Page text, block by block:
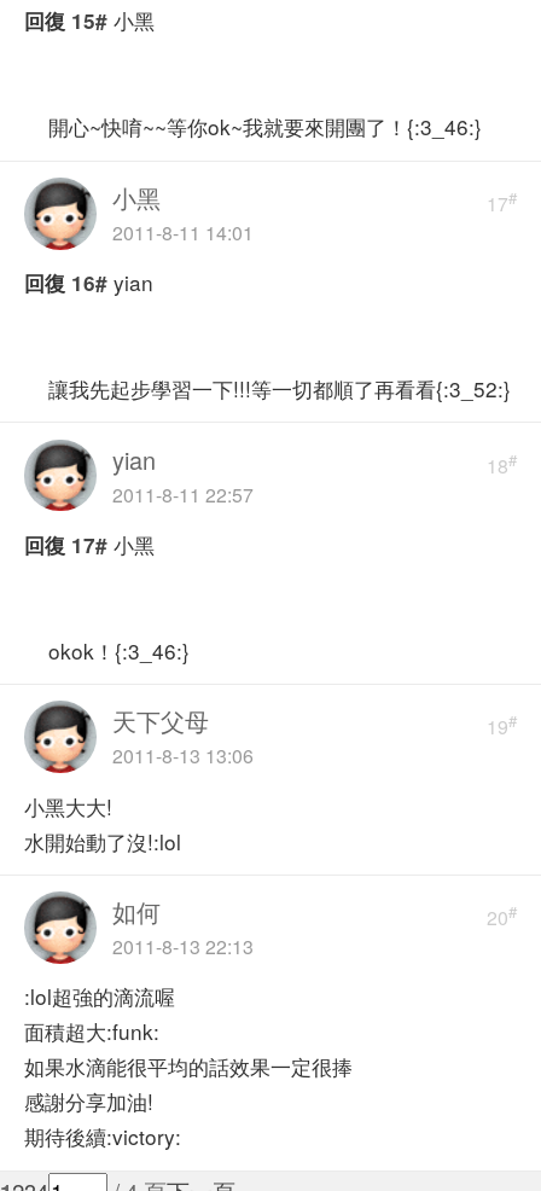
回復 15# 小黑
開心~快唷~~等你ok~我就要來開團了！{:3_46:}
17#
小黑
2011-8-11 14:01
回復 16# yian
讓我先起步學習一下!!!等一切都順了再看看{:3_52:}
18#
yian
2011-8-11 22:57
回復 17# 小黑
okok！{:3_46:}
19#
天下父母
2011-8-13 13:06
小黑大大!
水開始動了沒!:lol
20#
如何
2011-8-13 22:13
:lol超強的滴流喔
面積超大:funk:
如果水滴能很平均的話效果一定很捧
感謝分享加油!
期待後續:victory: